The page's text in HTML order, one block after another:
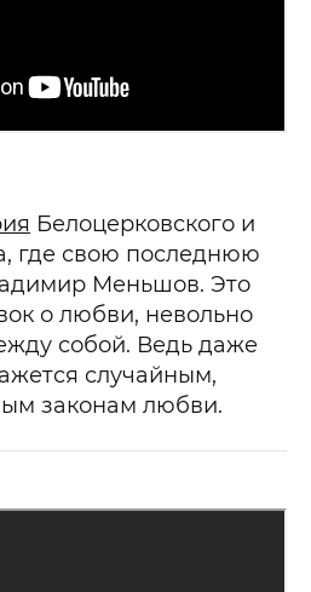
Белоцерковского и
где свою последнюю
Меньшов. Это
о любви, невольно
собой. Ведь даже
случайным,
законам любви.